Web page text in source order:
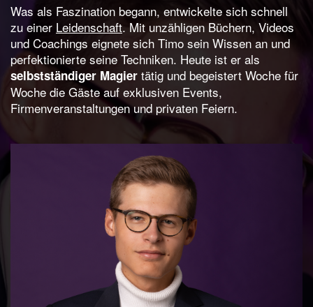
Was als Faszination begann, entwickelte sich schnell
zu einer Leidenschaft. Mit unzähligen Büchern, Videos
und Coachings eignete sich Timo sein Wissen an und
perfektionierte seine Techniken. Heute ist er als
selbstständiger Magier tätig und begeistert Woche für
Woche die Gäste auf exklusiven Events,
Firmenveranstaltungen und privaten Feiern.